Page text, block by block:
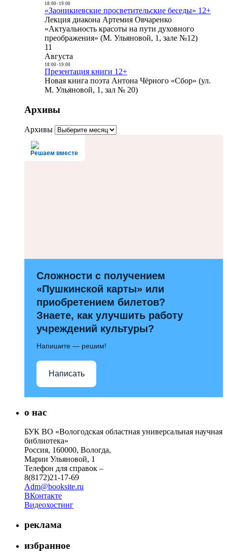
18:00- 19:00
«Заоникиевские просветительские беседы» 12+
Лекция диакона Артемия Овчаренко
«Актуальность красоты на пути духовного
преображения» (М. Ульяновой, 1, зале №12)
11
Августа
18:00- 19:00
Презентация книги 12+
Новая книга поэта Антона Чёрного «Сбор» (ул.
М. Ульяновой, 1, зал № 20)
Архивы
Архивы
Решаем вместе
Сложности с получением
«Пушкинской карты» или
приобретением билетов?
Знаете, как улучшить работу
учреждений культуры?
Напишите — решим!
Написать
о нас
БУК ВО «Вологодская областная универсальная научная
библиотека»
Россия, 160000, Вологда,
Марии Ульяновой, 1
Телефон для справок –
8(8172)21-17-69
Adm@booksite.ru
ВКонтакте
Видеохостинг
реклама
избранное